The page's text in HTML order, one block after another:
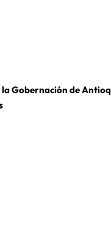
Gobernación de